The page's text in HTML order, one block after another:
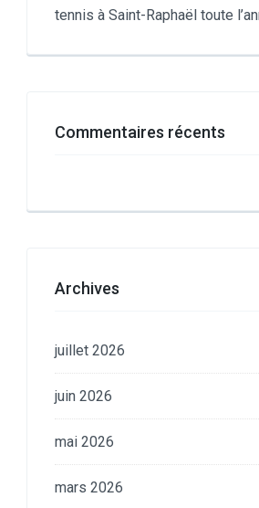
tennis à Saint-Raphaël toute
Commentaires récents
Archives
juillet 2026
juin 2026
mai 2026
mars 2026